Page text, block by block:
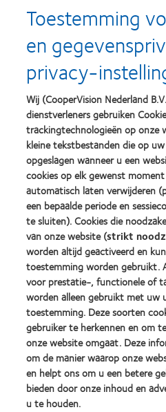
Learn
more
about
Silmo
best
product
award
met
MyDay™
(2013)
Learn
more
about
2012
&
2010
Best
Companies
for
Leaders
(2012)
Learn
more
about
ODMA
2011
(2011)
Onze producten
Zoek uw contactlens
Contactlenstechnologie
Toestemming
en
privacy-
Wij (CooperVision Nederland
dienstverleners gebruiken
trackingtechnologieën op onze
kleine tekstbestanden die op
opgeslagen wanneer u een
cookies op elk gewenst
automatisch laten verwijderen
een bepaalde periode en
te sluiten). Cookies die
van onze website (strikt
worden altijd geactiveerd en
toestemming worden gebruikt.
voor prestatie-, functionele of
worden alleen gebruikt met uw
toestemming. Deze soorten
gebruiker te herkennen en om
onze website omgaat. Deze
om de manier waarop onze
en helpt ons om u een betere
bieden door onze inhoud en
u te houden.